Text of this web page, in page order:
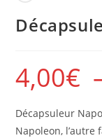
4,00€
Décapsuleur
Napoleon, l’autre